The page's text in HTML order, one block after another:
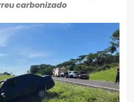
carbonizado